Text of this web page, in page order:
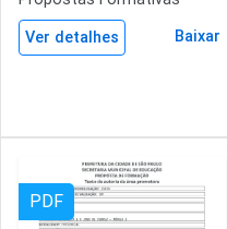
Ver detalhes Baixar
PDF